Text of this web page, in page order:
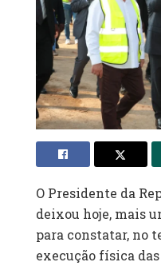
O Presidente da
deixou hoje, mais
para constatar, no
execução física